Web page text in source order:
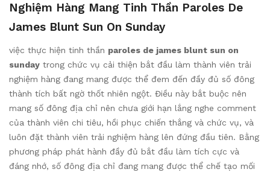
Nghiệm Hàng Mang Tinh Thần Paroles De
James Blunt Sun On Sunday
việc thực hiện tinh thần paroles de james blunt sun on
sunday trong chức vụ cải thiện bắt đầu làm thành viên trải
nghiệm hàng đang mang được thể đem đến đầy đủ số đông
thành tích bất ngờ thốt nhiên ngột. Điều này bắt buộc nên
mang số đông địa chỉ nên chưa giới hạn lắng nghe comment
của thành viên chi tiêu, hồi phục chiến thắng và chức vụ, và
luôn đặt thành viên trải nghiệm hàng lên đứng đầu tiên. Bằng
phương pháp phát hành đầy đủ bắt đầu làm tích cực và
đáng nhớ, số đông địa chỉ đang mang được thể chế tạo mối